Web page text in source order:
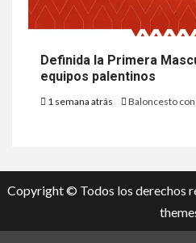
Definida la Primera
equipos palentinos
1 semana atrás Baloncesto con
Copyright © Todos los derechos